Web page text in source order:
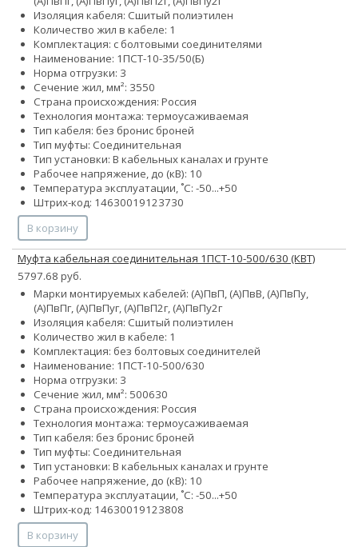
Изоляция кабеля: Сшитый полиэтилен
Количество жил в кабеле: 1
Комплектация: с болтовыми соединителями
Наименование: 1ПCТ-10-35/50(Б)
Норма отгрузки: 3
Сечение жил, мм²: 3550
Страна происхождения: Россия
Технология монтажа: термоусаживаемая
Тип кабеля: без бронис броней
Тип муфты: Соединительная
Тип установки: В кабельных каналах и грунте
Рабочее напряжение, до (кВ): 10
Температура эксплуатации, ˚С: -50...+50
Штрих-код: 14630019123730
В корзину
Муфта кабельная соединительная 1ПСТ-10-500/630 (КВТ)
5797.68 руб.
Марки монтируемых кабелей: (А)ПвП, (А)ПвВ, (А)ПвПу,
(А)ПвПг, (А)ПвПуг, (А)ПвП2г, (А)ПвПу2г
Изоляция кабеля: Сшитый полиэтилен
Количество жил в кабеле: 1
Комплектация: без болтовых соединителей
Наименование: 1ПCТ-10-500/630
Норма отгрузки: 3
Сечение жил, мм²: 500630
Страна происхождения: Россия
Технология монтажа: термоусаживаемая
Тип кабеля: без бронис броней
Тип муфты: Соединительная
Тип установки: В кабельных каналах и грунте
Рабочее напряжение, до (кВ): 10
Температура эксплуатации, ˚С: -50...+50
Штрих-код: 14630019123808
В корзину